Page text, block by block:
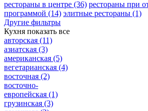
рестораны в центре (36) рестораны при
программой (14) элитные рестораны (1)
Другие фильтры
Кухня показать все
авторская (11)
азиатская (3)
американская (5)
вегетарианская (4)
восточная (2)
восточно-
европейская (1)
грузинская (3)